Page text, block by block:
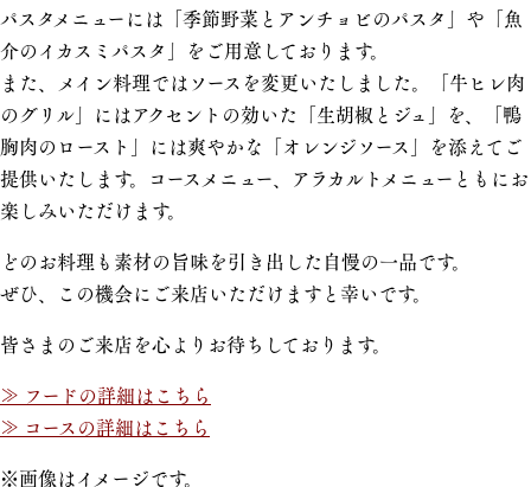
パスタメニューには「季節野菜とアンチョビのパスタ」や「魚
介のイカスミパスタ」をご用意しております。
また、メイン料理ではソースを変更いたしました。「牛ヒレ肉
のグリル」にはアクセントの効いた「生胡椒とジュ」を、「鴨
胸肉のロースト」には爽やかな「オレンジソース」を添えてご
提供いたします。コースメニュー、アラカルトメニューともにお
楽しみいただけます。
どのお料理も素材の旨味を引き出した自慢の一品です。
ぜひ、この機会にご来店いただけますと幸いです。
皆さまのご来店を心よりお待ちしております。
≫ フードの詳細はこちら
≫ コースの詳細はこちら
※画像はイメージです。